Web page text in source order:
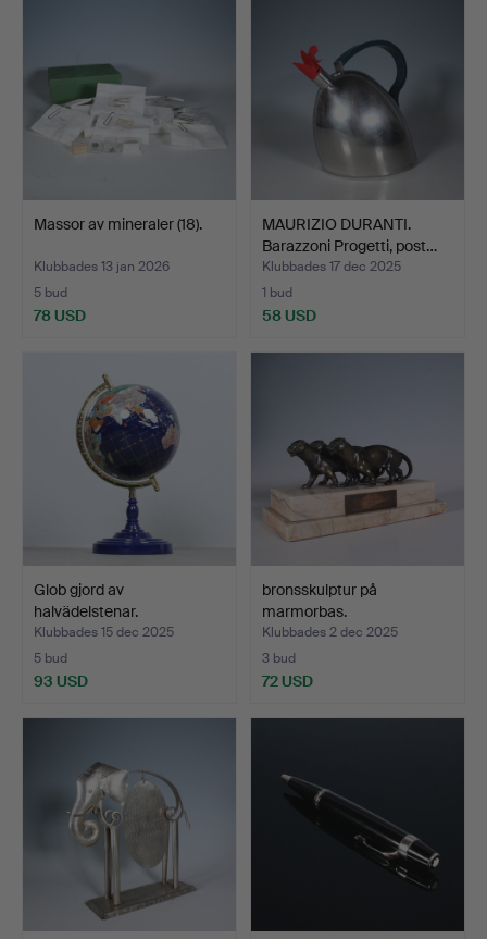
Massor av mineraler (18).
Klubbades 13 jan 2026
5 bud
78 USD
MAURIZIO DURANTI.
Barazzoni Progetti, post…
Klubbades 17 dec 2025
1 bud
58 USD
Glob gjord av
halvädelstenar.
Klubbades 15 dec 2025
5 bud
93 USD
bronsskulptur på
marmorbas.
Klubbades 2 dec 2025
3 bud
72 USD